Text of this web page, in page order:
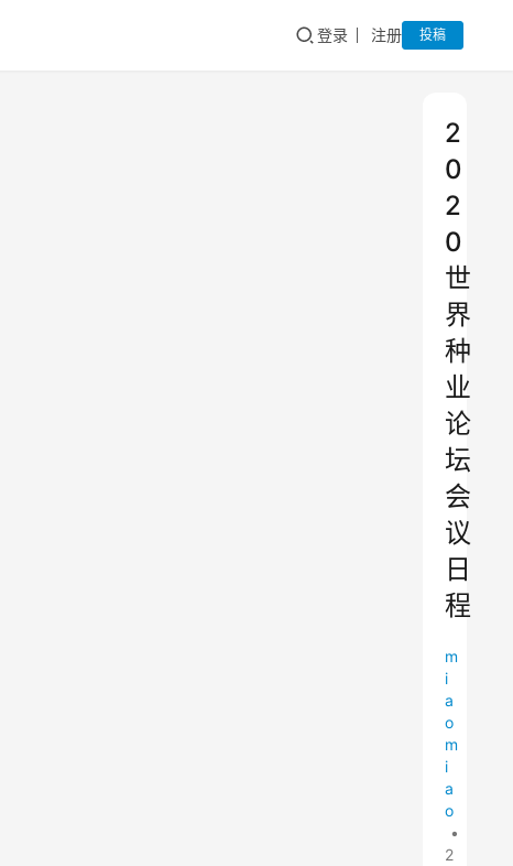
登录 注册 投稿
2
0
2
0
世
界
种
业
论
坛
会
议
日
程
m
i
a
o
m
i
a
o
•
2